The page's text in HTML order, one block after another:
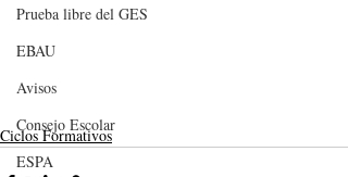
Prueba libre del GES
EBAU
Avisos
Consejo Escolar
ESPA
Ciclos Formativos